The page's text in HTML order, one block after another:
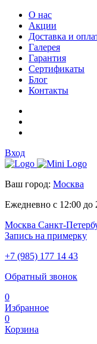
О нас
Акции
Доставка и
Галерея
Гарантия
Сертификаты
Блог
Контакты
Вход
Ваш город: Москва
Ежедневно с 12:00 до
Москва Санкт-
Запись на примерку
+7 (985) 177 14 43
Обратный звонок
0
Избранное
0
Корзина